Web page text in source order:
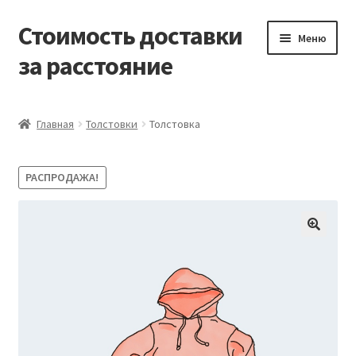
Перейти
к
навигации
Перейти
к
содержимому
Стоимость доставки
за расстояние
Меню
Корзина
Главная Толстовки Толстовка
РАСПРОДАЖА!